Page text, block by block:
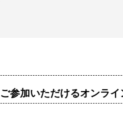
参加いただけるオンラ